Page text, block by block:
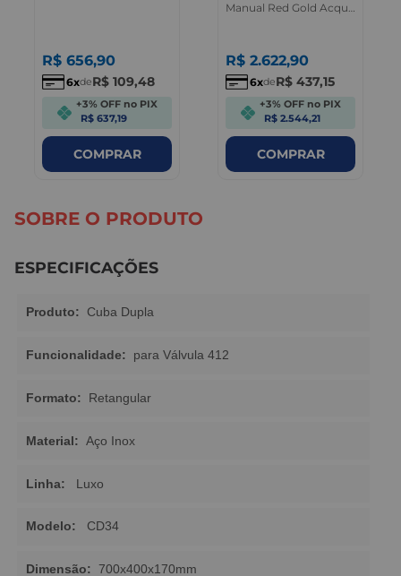
R$ 656,90
6 deR$ 109,48
+3% OFF no PIX
R$ 637,19
COMPRAR
Manual Red Gold Acqua
R$ 2.622,90
6 deR$ 437,15
+3% OFF no PIX
R$ 2.544,21
COMPRAR
SOBRE O PRODUTO
ESPECIFICAÇÕES
Produto: Cuba Dupla
Funcionalidade: para Válvula 412
Formato: Retangular
Material: Aço Inox
Linha: Luxo
Modelo: CD34
Dimensão: 700x400x170mm